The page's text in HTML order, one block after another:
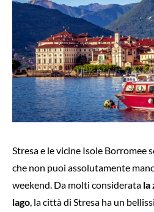
Stresa e le vicine Isole Borromee
che non puoi assolutamente
weekend. Da molti considerata la
lago, la città di Stresa ha un